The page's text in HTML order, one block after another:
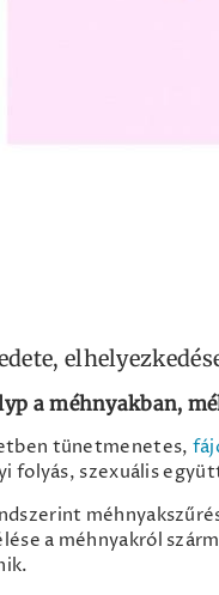
a méhnyakban,
tünetmenetes,
folyás, szexuális
a méhnyakról